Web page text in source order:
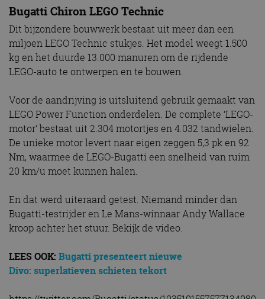
Bugatti Chiron LEGO Technic
Dit bijzondere bouwwerk bestaat uit meer dan een
miljoen LEGO Technic stukjes. Het model weegt 1.500
kg en het duurde 13.000 manuren om de rijdende
LEGO-auto te ontwerpen en te bouwen.
Voor de aandrijving is uitsluitend gebruik gemaakt van
LEGO Power Function onderdelen. De complete ‘LEGO-
motor’ bestaat uit 2.304 motortjes en 4.032 tandwielen.
De unieke motor levert naar eigen zeggen 5,3 pk en 92
Nm, waarmee de LEGO-Bugatti een snelheid van ruim
20 km/u moet kunnen halen.
En dat werd uiteraard getest. Niemand minder dan
Bugatti-testrijder en Le Mans-winnaar Andy Wallace
kroop achter het stuur. Bekijk de video.
LEES OOK: Bugatti presenteert nieuwe
Divo: superlatieven schieten tekort